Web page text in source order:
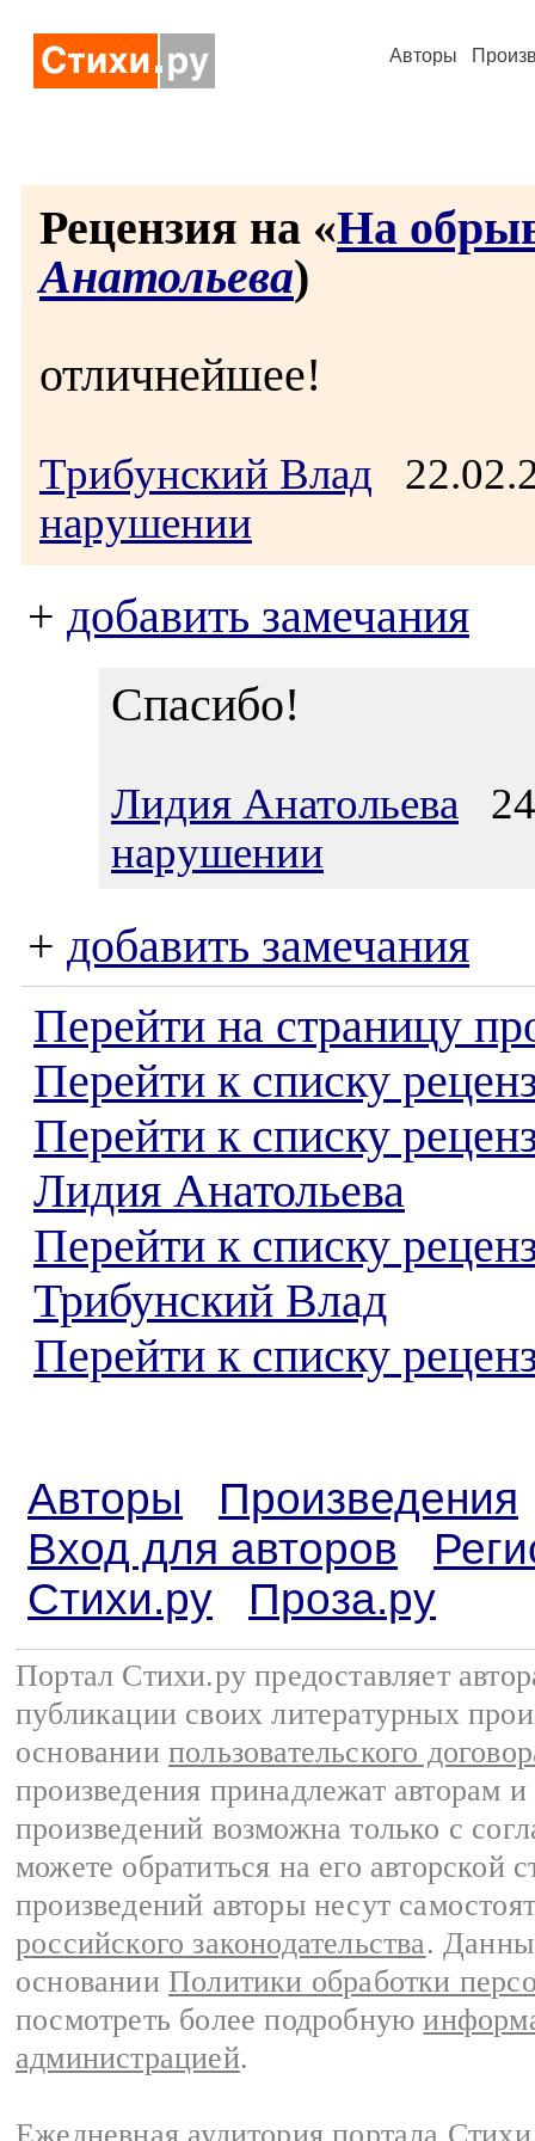
Авторы
Рецензия на «На
Анатольева)
отличнейшее!
Трибунский Влад
нарушении
+ добавить замечания
Спасибо!
Лидия Анатольева
нарушении
+ добавить замечания
Перейти на страницу
Перейти к списку
Перейти к списку
Лидия Анатольева
Перейти к списку
Трибунский Влад
Перейти к списку
Авторы
Произведения
Вход для авторов
Стихи.ру
Проза.ру
Портал Стихи.ру предоставляет
публикации своих литературных
основании пользовательского
произведения принадлежат авторам
произведений возможна только с
можете обратиться на его авторской
произведений авторы несут
российского законодательства.
основании Политики обработки
посмотреть более подробную
администрацией.
Ежедневная аудитория портала